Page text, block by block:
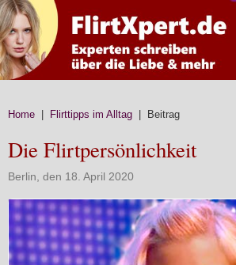
Home Flirttipps im Alltag | Beitrag
Die Flirtpersönlichkeit
Berlin, den 18. April 2020